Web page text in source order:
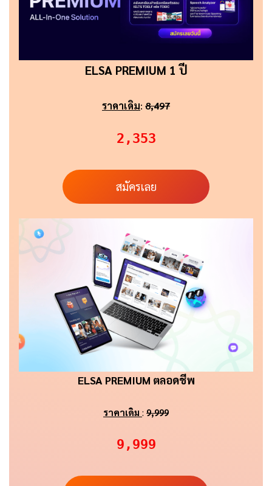
ELSA PREMIUM 1 ปี
ราคาเดิม: 8,497
2,353
สมัครเลย
ELSA PREMIUM ตลอดชีพ
ราคาเดิม : 9,999
9,999